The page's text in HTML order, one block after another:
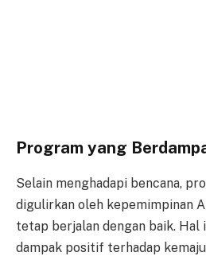
Program yang
Selain menghadapi bencana,
digulirkan oleh kepemimpinan
tetap berjalan dengan baik. Hal
dampak positif terhadap